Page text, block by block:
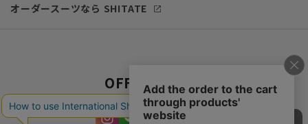
オーダースーツなら SHITATE
OFFICIAL SNS